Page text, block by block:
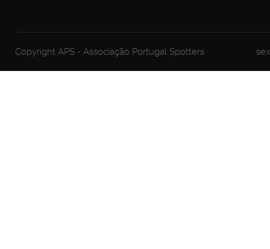
Copyright APS - Associação Portugal Spotters